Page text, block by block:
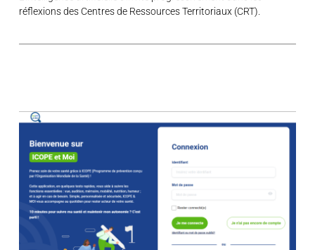
réflexions des Centres de Ressources Territoriaux (CRT).